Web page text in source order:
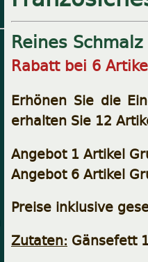
Reines
Rabatt bei 6
Erhönen Sie die
erhalten Sie 12
Angebot 1 Artikel
Angebot 6 Artikel
Preise inklusive
Zutaten: Gänsefett